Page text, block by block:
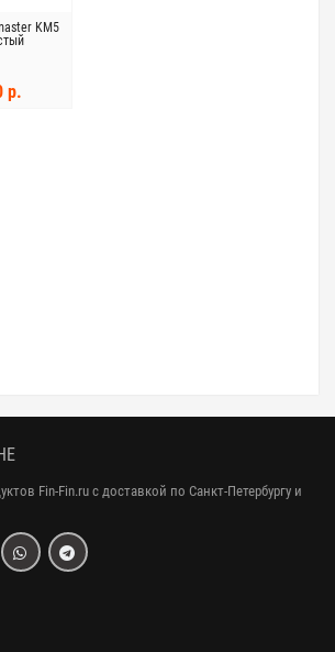
KM5
р.
Fin-Fin.ru с доставкой по Санкт-Петербургу и